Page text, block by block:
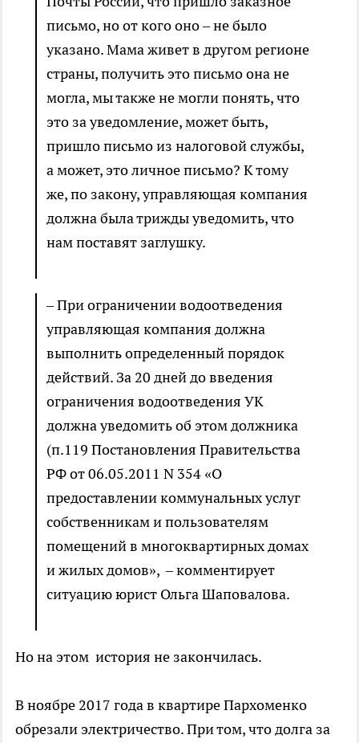
письмо, но от кого оно – не было
указано. Мама живет в другом регионе
страны, получить это письмо она не
могла, мы также не могли понять, что
это за уведомление, может быть,
пришло письмо из налоговой службы,
а может, это личное письмо? К тому
же, по закону, управляющая компания
должна была трижды уведомить, что
нам поставят заглушку.
– При ограничении водоотведения
управляющая компания должна
выполнить определенный порядок
действий. За 20 дней до введения
ограничения водоотведения УК
должна уведомить об этом должника
(п.119 Постановления Правительства
РФ от 06.05.2011 N 354 «О
предоставлении коммунальных услуг
собственникам и пользователям
помещений в многоквартирных домах
и жилых домов», – комментирует
ситуацию юрист Ольга Шаповалова.
Но на этом история не закончилась.
В ноябре 2017 года в квартире Пархоменко
обрезали электричество. При том, что долга за